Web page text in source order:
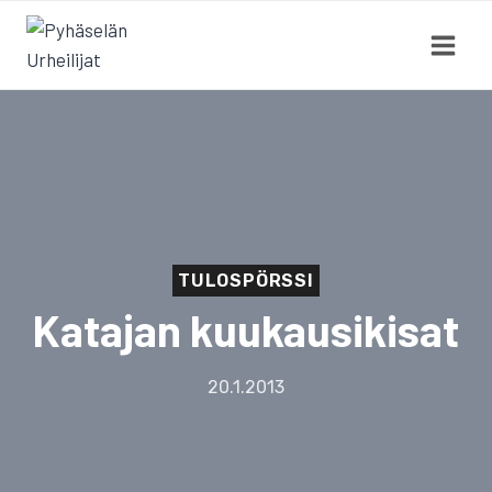
Siirry
sisältöön
TULOSPÖRSSI
Katajan kuukausikisat
20.1.2013